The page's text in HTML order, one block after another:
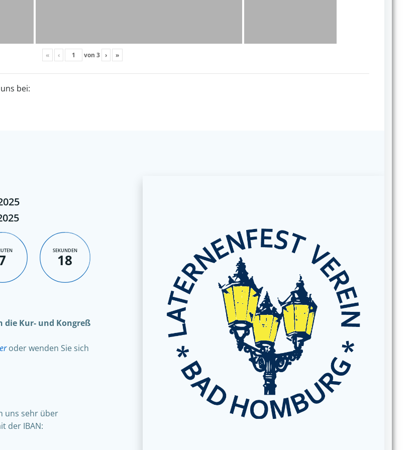
« ‹ von 3 › »
bei:
SEKUNDEN
17
die Kur- und Kongreß
oder wenden Sie sich
uns sehr über
der IBAN: